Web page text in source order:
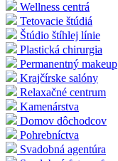
Wellness centrá
Tetovacie štúdiá
Štúdio štíhlej línie
Plastická chirurgia
Permanentný makeup
Krajčírske salóny
Relaxačné centrum
Kamenárstva
Domov dôchodcov
Pohrebníctva
Svadobná agentúra